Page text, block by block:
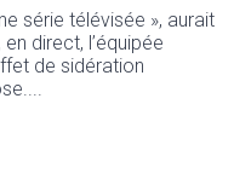
série télévisée », aurait
direct, l’équipée
de sidération